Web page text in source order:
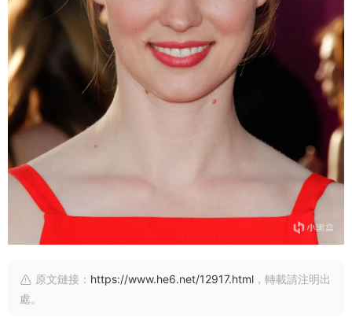
原文鏈接： https://www.he6.net/12917.html ，轉載請注明出
處。